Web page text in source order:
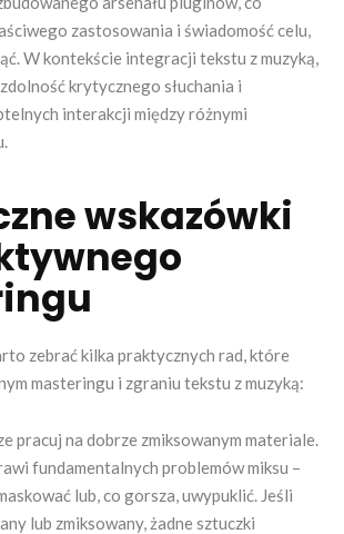
zastosowania i świadomość celu,
W kontekście integracji tekstu z muzyką,
krytycznego słuchania i
interakcji między różnymi
wskazówki
zebrać kilka praktycznych rad, które
masteringu i zgraniu tekstu z muzyką:
pracuj na dobrze zmiksowanym materiale.
fundamentalnych problemów miksu –
lub, co gorsza, uwypuklić. Jeśli
lub zmiksowany, żadne sztuczki